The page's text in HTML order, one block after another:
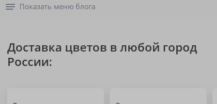
Показать меню блога
Доставка цветов в любой город
России: